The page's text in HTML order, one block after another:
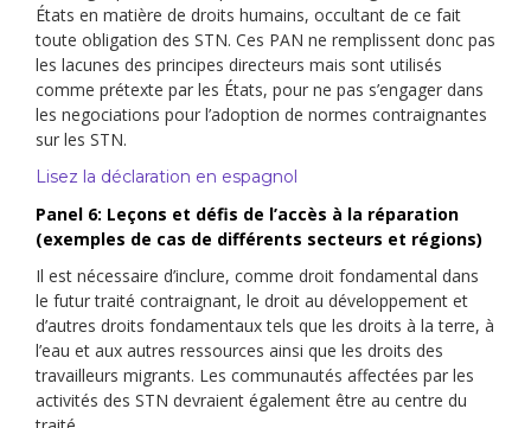
États en matière de droits humains, occultant de ce fait
toute obligation des STN. Ces PAN ne remplissent donc pas
les lacunes des principes directeurs mais sont utilisés
comme prétexte par les États, pour ne pas s’engager dans
les negociations pour l’adoption de normes contraignantes
sur les STN.
Lisez la déclaration en espagnol
Panel 6: Leçons et défis de l’accès à la réparation
(exemples de cas de différents secteurs et régions)
Il est nécessaire d’inclure, comme droit fondamental dans
le futur traité contraignant, le droit au développement et
d’autres droits fondamentaux tels que les droits à la terre, à
l’eau et aux autres ressources ainsi que les droits des
travailleurs migrants. Les communautés affectées par les
activités des STN devraient également être au centre du